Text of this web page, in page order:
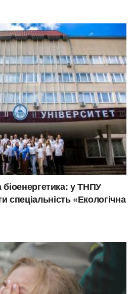
біоенергетика: у ТНПУ
«Екологічна